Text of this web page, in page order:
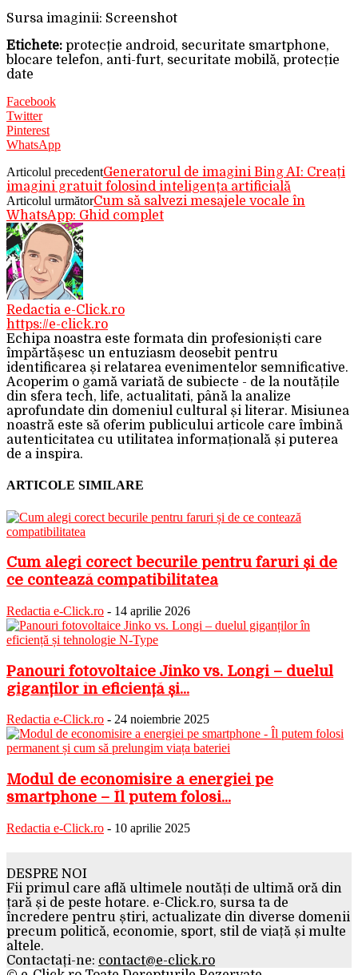
Sursa imaginii: Screenshot
Etichete: protecție android, securitate smartphone,
blocare telefon, anti-furt, securitate mobilă, protecție
date
Facebook
Twitter
Pinterest
WhatsApp
Articolul precedentGeneratorul de imagini Bing AI: Creați
imagini gratuit folosind inteligența artificială
Articolul următorCum să salvezi mesajele vocale în
WhatsApp: Ghid complet
Redactia e-Click.ro
https://e-click.ro
Echipa noastra este formata din profesioniști care
împărtășesc un entuziasm deosebit pentru
identificarea și relatarea evenimentelor semnificative.
Acoperim o gamă variată de subiecte - de la noutățile
din sfera tech, life, actualitati, până la analize
aprofundate din domeniul cultural și literar. Misiunea
noastră este să oferim publicului articole care îmbină
autenticitatea cu utilitatea informațională și puterea
de a inspira.
ARTICOLE SIMILARE
Cum alegi corect becurile pentru faruri și de
ce contează compatibilitatea
Redactia e-Click.ro - 14 aprilie 2026
Panouri fotovoltaice Jinko vs. Longi – duelul
giganților în eficiență și...
Redactia e-Click.ro - 24 noiembrie 2025
Modul de economisire a energiei pe
smartphone – Îl putem folosi...
Redactia e-Click.ro - 10 aprilie 2025
DESPRE NOI
Fii primul care află ultimele noutăți de ultimă oră din
țară și de peste hotare. e-Click.ro, sursa ta de
încredere pentru știri, actualizate din diverse domenii
precum politică, economie, sport, stil de viață și multe
altele.
Contactați-ne: contact@e-click.ro